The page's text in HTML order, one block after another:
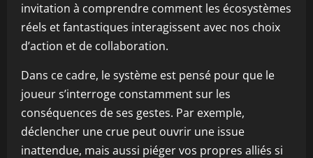
invitation à comprendre comment les écosystèmes
réels et fantastiques interagissent avec nos choix
d’action et de collaboration.
Dans ce cadre, le système est pensé pour que le
joueur s’interroge constamment sur les
conséquences de ses gestes. Par exemple,
déclencher une crue peut ouvrir une issue
inattendue, mais aussi piéger vos propres alliés si